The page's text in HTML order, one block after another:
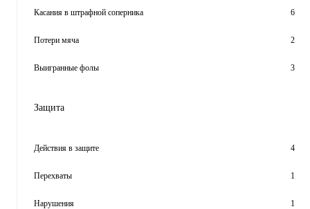
Касания в штрафной соперника 6
Потери мяча 2
Выигранные фолы 3
Защита
Действия в защите 4
Перехваты 1
Нарушения 1